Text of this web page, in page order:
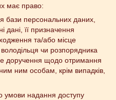
має право:
бази персональних даних,
дані, її призначення
та/або місце
чи розпорядника
доручення щодо отримання
ним особам, крім випадків,
умови надання доступу